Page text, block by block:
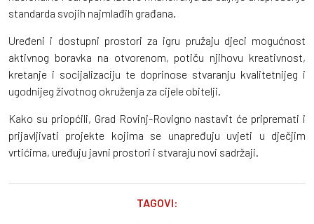
standarda svojih najmlađih građana.
Uređeni i dostupni prostori za igru pružaju djeci mogućnost
aktivnog boravka na otvorenom, potiču njihovu kreativnost,
kretanje i socijalizaciju te doprinose stvaranju kvalitetnijeg i
ugodnijeg životnog okruženja za cijele obitelji.
Kako su priopćili, Grad Rovinj-Rovigno nastavit će pripremati i
prijavljivati projekte kojima se unapređuju uvjeti u dječjim
vrtićima, uređuju javni prostori i stvaraju novi sadržaji.
TAGOVI: